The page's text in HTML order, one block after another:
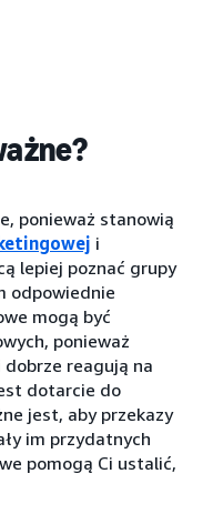
ponieważ stanowią
i
lepiej poznać grupy
odpowiednie
mogą być
ponieważ
reagują na
dotarcie do
jest, aby przekazy
im przydatnych
pomogą Ci ustalić,